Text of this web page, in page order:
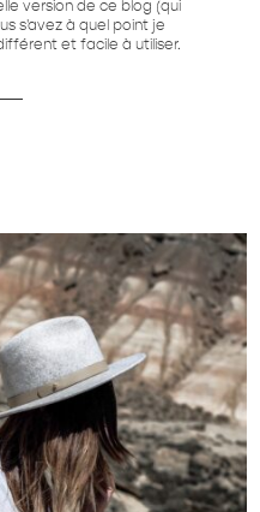
version de ce blog (qui
s'avez à quel point je
et facile à utiliser.